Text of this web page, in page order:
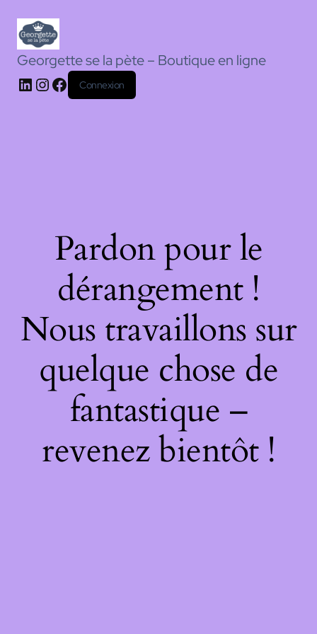
Georgette se la pète – Boutique en ligne
Connexion
Pardon pour le
dérangement !
Nous travaillons sur
quelque chose de
fantastique –
revenez bientôt !